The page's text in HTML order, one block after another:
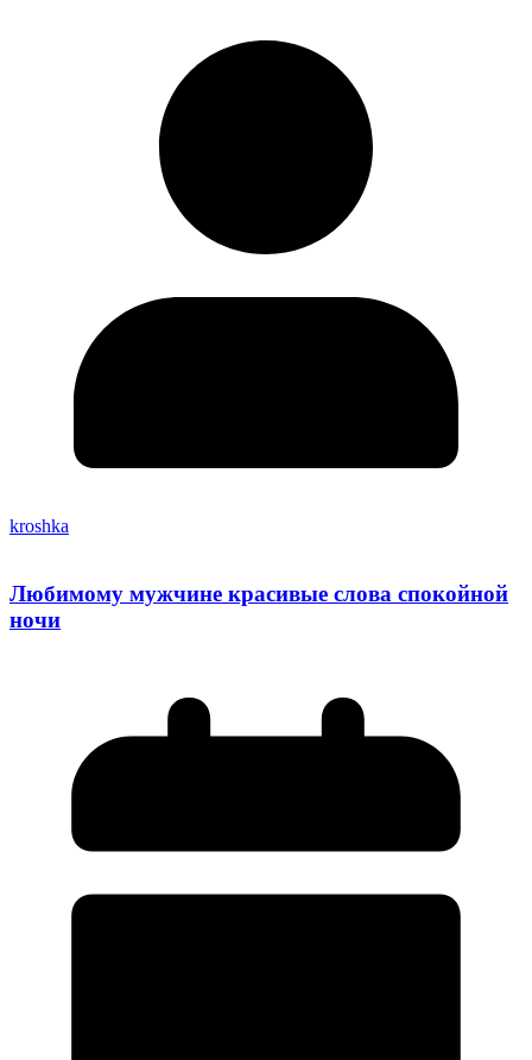
kroshka
Любимому мужчине красивые слова спокойной
ночи